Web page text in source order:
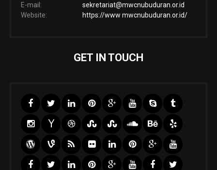
E-mail:
sekretariat@mwcnubuduran.or.id
Website:
https://www mwcnubuduran.or.id/
GET IN TOUCH